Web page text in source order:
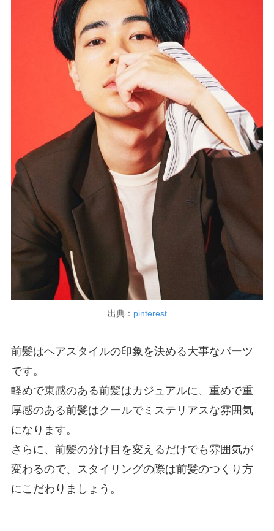
出典： pinterest
前髪はヘアスタイルの印象を決める大事なパーツ
です。
軽めで束感のある前髪はカジュアルに、重めで重
厚感のある前髪はクールでミステリアスな雰囲気
になります。
さらに、前髪の分け目を変えるだけでも雰囲気が
変わるので、スタイリングの際は前髪のつくり方
にこだわりましょう。